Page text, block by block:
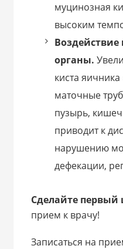
муцинозная
высоким
органы.
киста яичника
маточные
пузырь,
приводит к
нарушению
дефекации,
Сделайте первый
прием к врачу!
Записаться на